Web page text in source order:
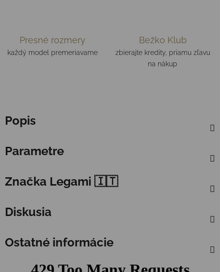
Presné rozmery
každý model premeriavame
Bežko Klub
zbierajte kredity, priamu zľavu
na nákup
Popis
Parametre
Značka Legami 🇮🇹
Diskusia
Ostatné informácie